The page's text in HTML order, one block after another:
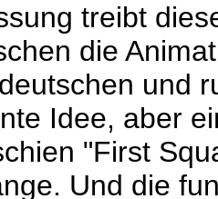
treibt
die
und
Idee, aber
"First
Und die